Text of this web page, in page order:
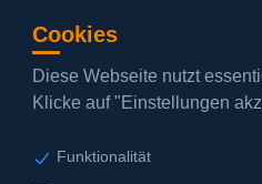
Cookies
Diese Webseite nutzt
Klicke auf "Einstellungen
Funktionalität